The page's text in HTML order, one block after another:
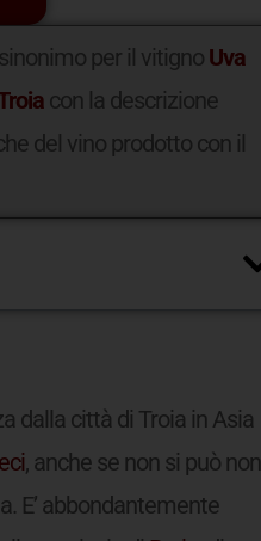
per il vitigno Uva
con la descrizione
del vino prodotto con il
dalla città di Troia in Asia
, anche se non si può non
E’ abbondantemente